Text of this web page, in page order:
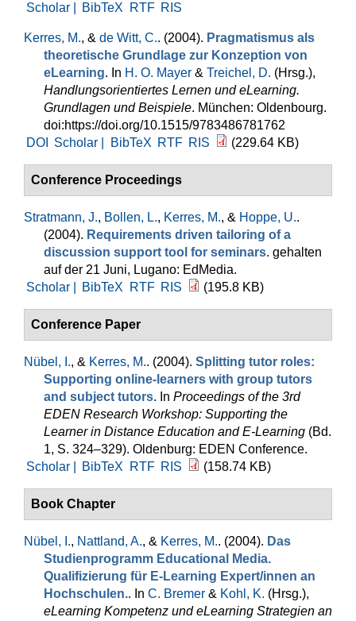
Scholar |
BibTeX RTF RIS
Kerres, M., & de Witt, C.. (2004). Pragmatismus als
theoretische Grundlage zur Konzeption von
eLearning. In H. O. Mayer & Treichel, D. (Hrsg.),
Handlungsorientiertes Lernen und eLearning.
Grundlagen und Beispiele. München: Oldenbourg.
doi:https://doi.org/10.1515/9783486781762
DOI
Scholar | BibTeX RTF RIS (229.64 KB)
Conference Proceedings
Stratmann, J., Bollen, L., Kerres, M., & Hoppe, U..
(2004). Requirements driven tailoring of a
discussion support tool for seminars. gehalten
auf der 21 Juni, Lugano: EdMedia.
Scholar |
BibTeX RTF RIS (195.8 KB)
Conference Paper
Nübel, I., & Kerres, M.. (2004). Splitting tutor roles:
Supporting online-learners with group tutors
and subject tutors. In Proceedings of the 3rd
EDEN Research Workshop: Supporting the
Learner in Distance Education and E-Learning (Bd.
1, S. 324–329). Oldenburg: EDEN Conference.
Scholar |
BibTeX RTF RIS (158.74 KB)
Book Chapter
Nübel, I., Nattland, A., & Kerres, M.. (2004). Das
Studienprogramm Educational Media.
Qualifizierung für E-Learning Expert/innen an
Hochschulen.. In C. Bremer & Kohl, K. (Hrsg.),
eLearning Kompetenz und eLearning Strategien an